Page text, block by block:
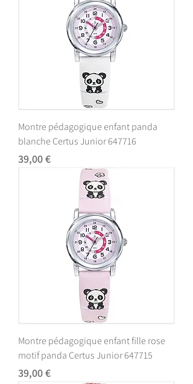
Montre pédagogique enfant panda
blanche Certus Junior 647716
Prix
39,00 €
Montre pédagogique enfant fille rose
motif panda Certus Junior 647715
Prix
39,00 €